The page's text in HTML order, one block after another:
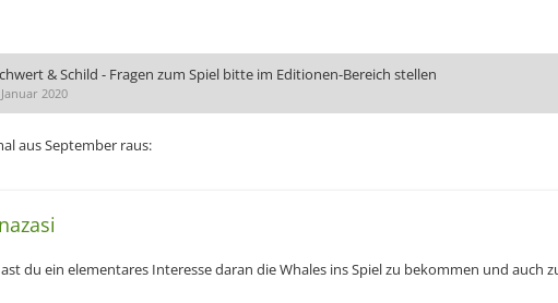
& Schild - Fragen zum Spiel bitte im Editionen-Bereich stellen
2020
aus September raus:
du ein elementares Interesse daran die Whales ins Spiel zu bekommen und auch